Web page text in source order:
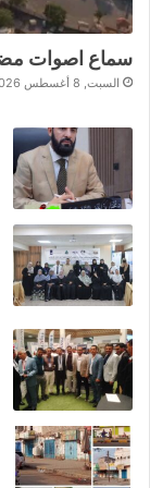
سماع اصوات
السبت, 8 أغسطس 2026 - 5:14 ص